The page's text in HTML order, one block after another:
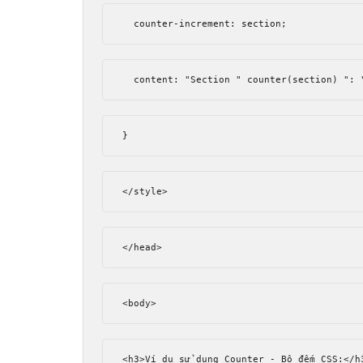
  counter
- increment : section ;
  content
: "Section " counter( section ) ":
}
</style>
</head>
<body>
<h3>Ví dụ sử dụng Counter - Bộ đếm CSS:</